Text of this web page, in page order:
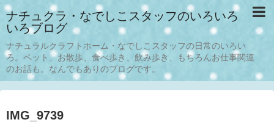
ナチュクラ・なでしこスタッフのいろいろ
いろブログ
ナチュラルクラフトホーム・なでしこスタッフの日常のいろい
ろ。ペット、お散歩、食べ歩き、飲み歩き、もちろんお仕事関連
のお話も。なんでもありのブログです。
IMG_9739